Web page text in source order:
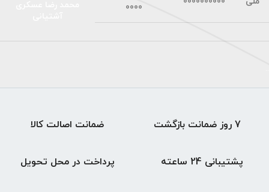
0000
..
ضمانت اصالت کالا 7 روز ضمانت بازگشت
پرداخت در محل تحویل پشتیبانی 24 ساعته